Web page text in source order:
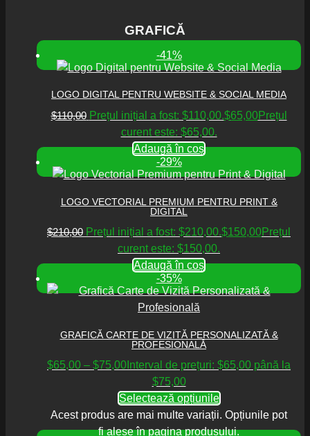
GRAFICĂ
-41%
LOGO DIGITAL PENTRU WEBSITE & SOCIAL MEDIA
$110,00 Prețul inițial a fost: $110,00.$65,00Prețul
curent este: $65,00.
Adaugă în coș
-29%
LOGO VECTORIAL PREMIUM PENTRU PRINT &
DIGITAL
$210,00 Prețul inițial a fost: $210,00.$150,00Prețul
curent este: $150,00.
Adaugă în coș
-35%
GRAFICĂ CARTE DE VIZITĂ PERSONALIZATĂ &
PROFESIONALĂ
$65,00 – $75,00 Interval de prețuri: $65,00 până la
$75,00
Selectează opțiunile
Acest produs are mai multe variații. Opțiunile pot
fi alese în pagina produsului.